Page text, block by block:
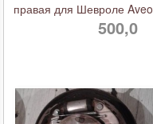
правая для Шевроле Aveo
500,0